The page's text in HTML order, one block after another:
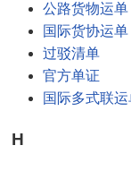
公路货物运单
国际货协运单
过驳清单
官方单证
国际多式联运
H